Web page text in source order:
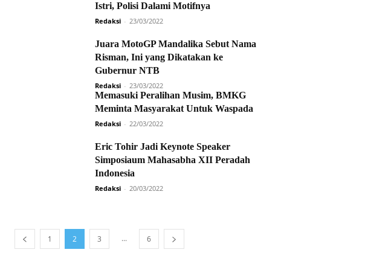
Istri, Polisi Dalami Motifnya
Redaksi - 23/03/2022
Juara MotoGP Mandalika Sebut Nama
Risman, Ini yang Dikatakan ke
Gubernur NTB
Redaksi - 23/03/2022
Memasuki Peralihan Musim, BMKG
Meminta Masyarakat Untuk Waspada
Redaksi - 22/03/2022
Eric Tohir Jadi Keynote Speaker
Simposiaum Mahasabha XII Peradah
Indonesia
Redaksi - 20/03/2022
1 2 3 ... 6